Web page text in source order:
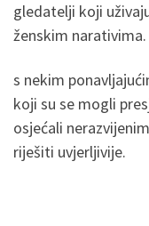
gledatelji koji
ženskim narativima.
s nekim
koji su se mogli
osjećali
riješiti uvjerljivije.